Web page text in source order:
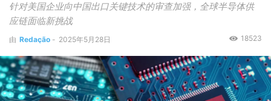
针对美国企业向中国出口关键技术的审查加强，全球半导体供
应链面临新挑战
由 Redação - 2025年5月28日 18523